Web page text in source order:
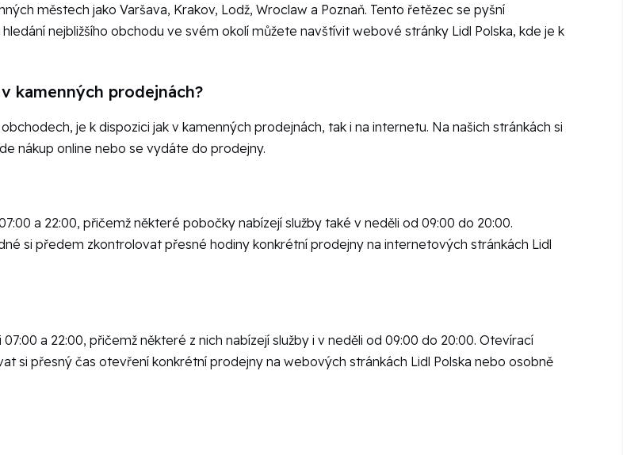
městech jako Varšava, Krakov, Lodž, Wroclaw a Poznaň. Tento řetězec se pyšní
nejbližšího obchodu ve svém okolí můžete navštívit webové stránky Lidl Polska, kde je k
kamenných prodejnách?
je k dispozici jak v kamenných prodejnách, tak i na internetu. Na našich stránkách si
nákup online nebo se vydáte do prodejny.
a 22:00, přičemž některé pobočky nabízejí služby také v neděli od 09:00 do 20:00.
si předem zkontrolovat přesné hodiny konkrétní prodejny na internetových stránkách Lidl
a 22:00, přičemž některé z nich nabízejí služby i v neděli od 09:00 do 20:00. Otevírací
si přesný čas otevření konkrétní prodejny na webových stránkách Lidl Polska nebo osobně